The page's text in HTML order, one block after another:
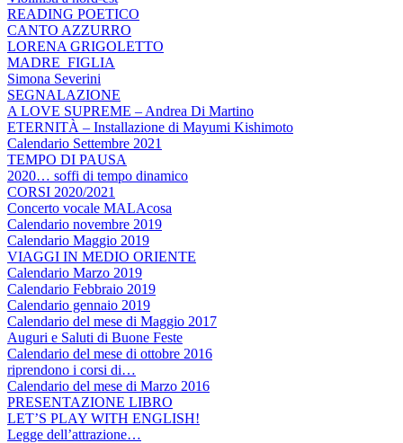
READING POETICO
CANTO AZZURRO
LORENA GRIGOLETTO
MADRE_FIGLIA
Simona Severini
SEGNALAZIONE
A LOVE SUPREME – Andrea Di Martino
ETERNITÀ – Installazione di Mayumi Kishimoto
Calendario Settembre 2021
TEMPO DI PAUSA
2020… soffi di tempo dinamico
CORSI 2020/2021
Concerto vocale MALAcosa
Calendario novembre 2019
Calendario Maggio 2019
VIAGGI IN MEDIO ORIENTE
Calendario Marzo 2019
Calendario Febbraio 2019
Calendario gennaio 2019
Calendario del mese di Maggio 2017
Auguri e Saluti di Buone Feste
Calendario del mese di ottobre 2016
riprendono i corsi di…
Calendario del mese di Marzo 2016
PRESENTAZIONE LIBRO
LET’S PLAY WITH ENGLISH!
Legge dell’attrazione…